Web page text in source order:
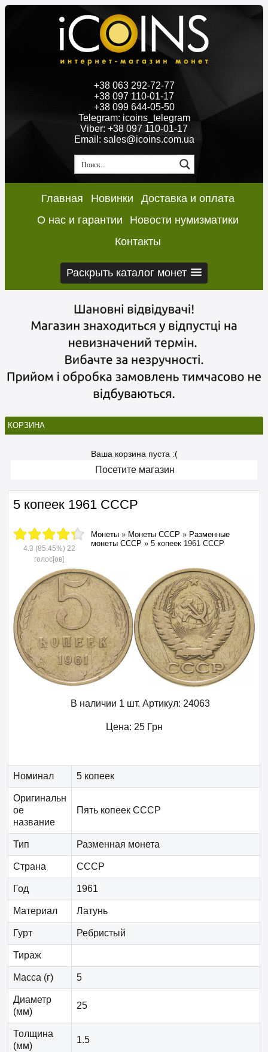
+38 063 292-72-77
+38 097 110-01-17
+38 099 644-05-50
Telegram: icoins_telegram
Viber: +38 097 110-01-17
Email: sales@icoins.com.ua
Главная Новинки
Доставка и оплата
О нас и гарантии
Новости нумизматики
Контакты
Раскрыть каталог монет
КОРЗИНА
Ваша корзина пуста :(
Посетите магазин
5 копеек 1961 СССР
4.3 (85.45%) 22
голос[ов]
Монеты » Монеты СССР » Разменные
монеты СССР » 5 копеек 1961 СССР
В наличии 1 шт. Артикул: 24063
Цена: 25 Грн
Номинал 5 копеек
Оригинальн
ое
название
Пять копеек СССР
Тип Разменная монета
Страна СССР
Год 1961
Материал Латунь
Гурт Ребристый
Тираж
Масса (г) 5
Диаметр
(мм)
25
Толщина
(мм)
1.5